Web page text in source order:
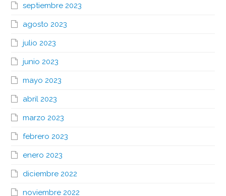
septiembre 2023
agosto 2023
julio 2023
junio 2023
mayo 2023
abril 2023
marzo 2023
febrero 2023
enero 2023
diciembre 2022
noviembre 2022